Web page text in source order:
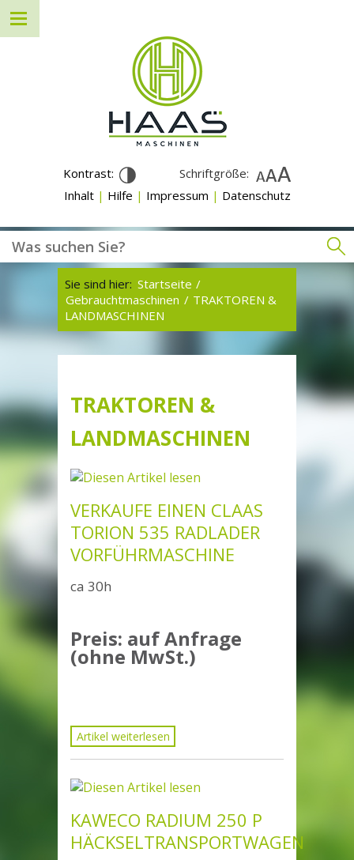
Kontrast:
Schriftgröße:
Inhalt| Hilfe | Impressum | Datenschutz
Sie sind hier: Startseite /
Gebrauchtmaschinen / TRAKTOREN &
LANDMASCHINEN
TRAKTOREN &
LANDMASCHINEN
VERKAUFE EINEN CLAAS
TORION 535 RADLADER
VORFÜHRMASCHINE
ca 30h
Preis: auf Anfrage
(ohne MwSt.)
Artikel weiterlesen
KAWECO RADIUM 250 P
HÄCKSELTRANSPORTWAGEN